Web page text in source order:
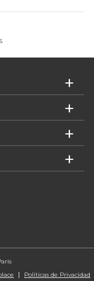
Políticas de Privacidad